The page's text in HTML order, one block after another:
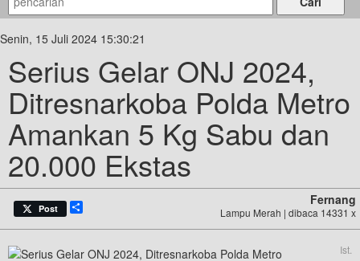
Senin, 15 Juli 2024 15:30:21
Serius Gelar ONJ 2024,
Ditresnarkoba Polda Metro
Amankan 5 Kg Sabu dan
20.000 Ekstas
Post
Fernang
Lampu Merah | dibaca 14331 x
Ist.